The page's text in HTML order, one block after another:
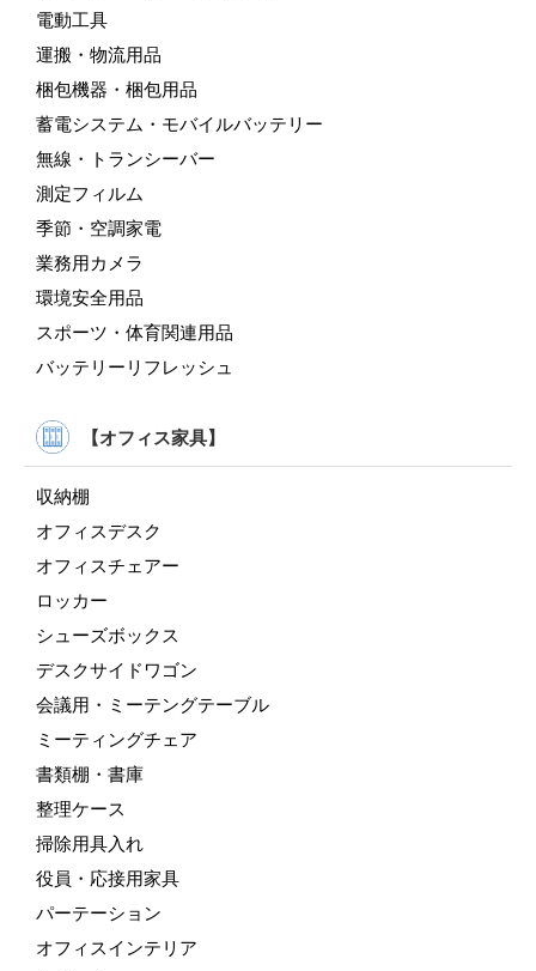
電動工具
運搬・物流用品
梱包機器・梱包用品
蓄電システム・モバイルバッテリー
無線・トランシーバー
測定フィルム
季節・空調家電
業務用カメラ
環境安全用品
スポーツ・体育関連用品
バッテリーリフレッシュ
【オフィス家具】
収納棚
オフィスデスク
オフィスチェアー
ロッカー
シューズボックス
デスクサイドワゴン
会議用・ミーテングテーブル
ミーティングチェア
書類棚・書庫
整理ケース
掃除用具入れ
役員・応接用家具
パーテーション
オフィスインテリア